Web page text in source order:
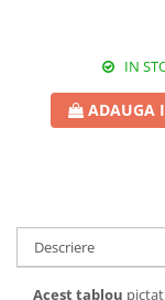
IN
ADAUGA
Descriere
Acest tablou